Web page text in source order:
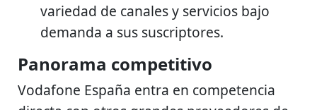
variedad de canales y servicios bajo
demanda a sus suscriptores.
Panorama competitivo
Vodafone España entra en competencia